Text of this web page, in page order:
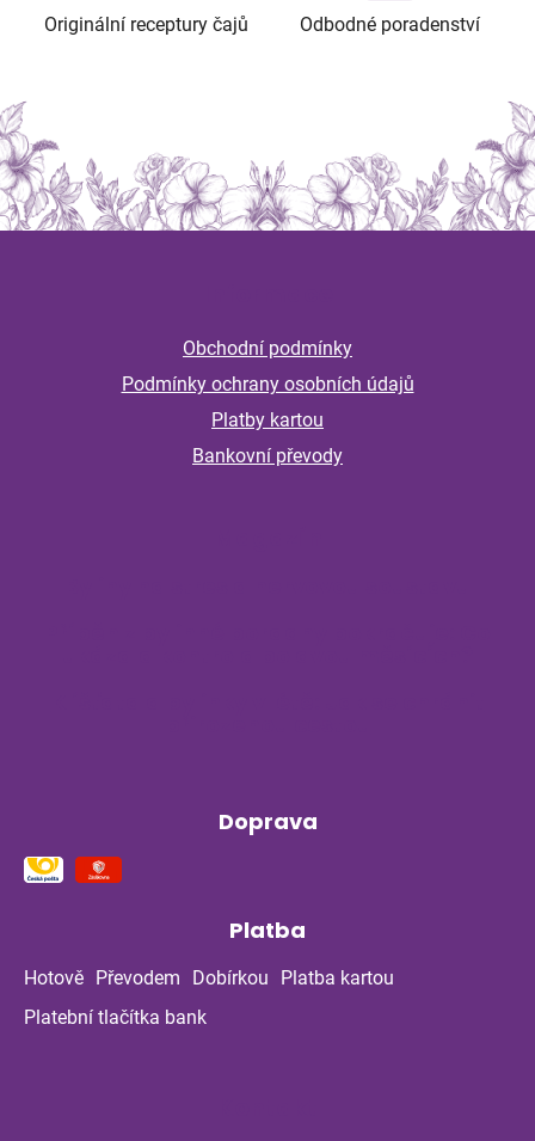
Originální receptury čajů Odbodné poradenství
Z
Obchodní podmínky
Podmínky ochrany osobních údajů
Platby kartou
Bankovní převody
Doprava
Platba
Hotově Převodem Dobírkou
Platba kartou
Platební tlačítka bank